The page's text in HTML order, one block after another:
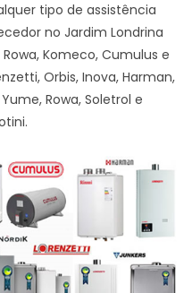
tipo de assistência
no Jardim Londrina
Komeco, Cumulus e
Orbis, Inova, Harman,
Rowa, Soletrol e